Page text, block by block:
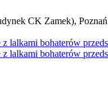
CK Zamek), Poznań